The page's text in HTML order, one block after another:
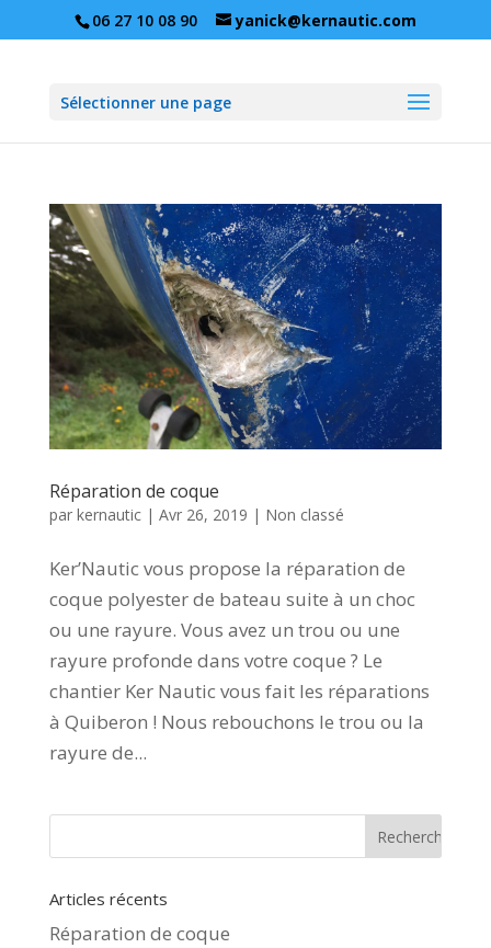
06 27 10 08 90 yanick@kernautic.com
Sélectionner une page
Réparation de coque
par kernautic| Avr 26, 2019 | Non classé
Ker’Nautic vous propose la réparation de
coque polyester de bateau suite à un choc
ou une rayure. Vous avez un trou ou une
rayure profonde dans votre coque ? Le
chantier Ker Nautic vous fait les réparations
à Quiberon ! Nous rebouchons le trou ou la
rayure de...
Articles récents
Réparation de coque